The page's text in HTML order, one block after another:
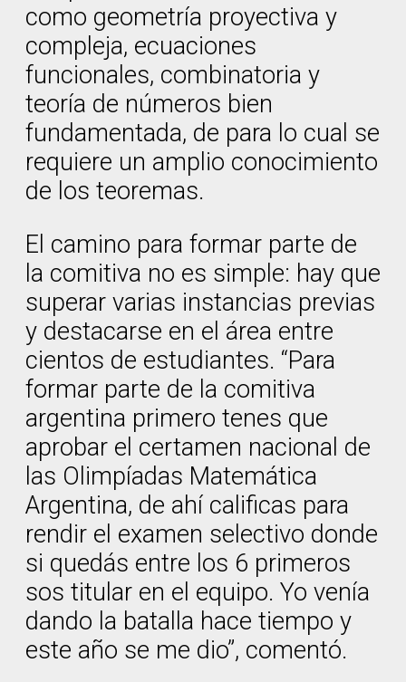
como geometría proyectiva y
compleja, ecuaciones
funcionales, combinatoria y
teoría de números bien
fundamentada, de para lo cual se
requiere un amplio conocimiento
de los teoremas.
El camino para formar parte de
la comitiva no es simple: hay que
superar varias instancias previas
y destacarse en el área entre
cientos de estudiantes. “Para
formar parte de la comitiva
argentina primero tenes que
aprobar el certamen nacional de
las Olimpíadas Matemática
Argentina, de ahí calificas para
rendir el examen selectivo donde
si quedás entre los 6 primeros
sos titular en el equipo. Yo venía
dando la batalla hace tiempo y
este año se me dio”, comentó.